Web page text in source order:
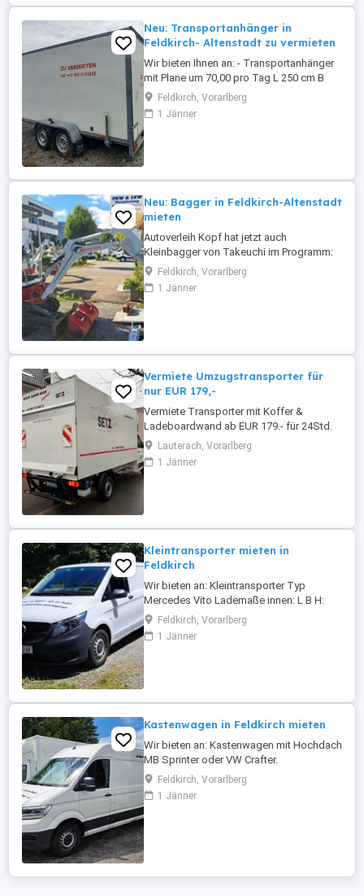
Neu: Transportanhänger in
Feldkirch- Altenstadt zu vermieten
Wir bieten Ihnen an: - Transportanhänger
mit Plane um 70,00 pro Tag L 250 cm B
125 cm H 150 cm Eigengewicht: 242 kg
Nutzlast: 1.058 kg (zul. Ges.-Gew. 1.300
kg) - Transportanhänger Koffer um 120,00
Feldkirch, Vorarlberg
1 Jänner
Neu: Bagger in Feldkirch-Altenstadt
mieten
Autoverleih Kopf hat jetzt auch
Kleinbagger von Takeuchi im Programm:
Typ TB216 (1.865 kg und bis 239 cm
Grabtiefe) Typ TB217R (1.680 kg und bis
219 cm Grabtiefe) (Zustellung oder
Feldkirch, Vorarlberg
1 Jänner
Vermiete Umzugstransporter für
nur EUR 179,-
Vermiete Transporter mit Koffer &
Ladeboardwand ab EUR 179.- für 24Std.
inkl. 100km frei ! (Längere Mieten nach
Absprache). Jeder weitere km nur EUR
0,50 km. 3-Sitzer, Klimaanlage, usw.
weitere ...
Lauterach, Vorarlberg
1 Jänner
Kleintransporter mieten in
Feldkirch
Wir bieten an: Kleintransporter Typ
Mercedes Vito Lademaße innen: L B H:
245 x 160 x 130 cm Nutzlast bis 1.074 kg
Ab EUR 125,00 (Preise nach Dauer und
km) Bei Interesse: Anfragen per Email info
Feldkirch, Vorarlberg
1 Jänner
Kastenwagen in Feldkirch mieten
Wir bieten an: Kastenwagen mit Hochdach
MB Sprinter oder VW Crafter.
Abmessungen: L bis 430 cm, B 170 cm, H
190 (Innenmaße). Ab EUR 165,00 Bei
Interesse: Anfragen per Email info (at)
Feldkirch, Vorarlberg
1 Jänner